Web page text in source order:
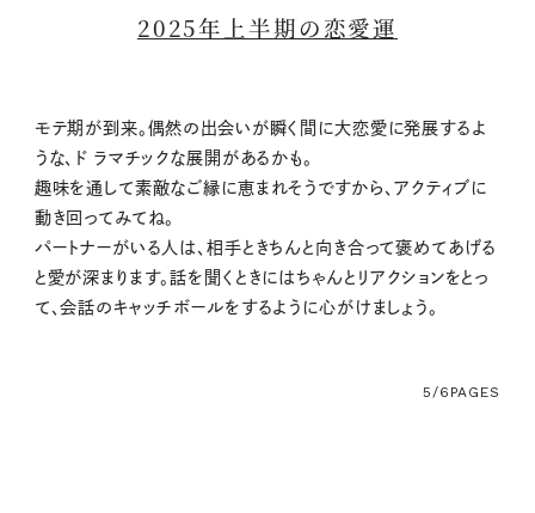
2025年上半期の恋愛運
モテ期が到来。偶然の出会いが瞬く間に大恋愛に発展するよ
うな、ド ラマチックな展開があるかも。
趣味を通して素敵なご縁に恵まれそうですから、アクティブに
動き回ってみてね。
パートナーがいる人は、相手ときちんと向き合って褒めてあげる
と愛が深まります。話を聞くときにはちゃんとリアクションをとっ
て、会話のキャッチボールをするように心がけましょう。
5/6 PAGES